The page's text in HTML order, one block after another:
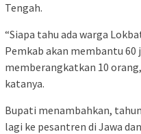
Tengah.
“Siapa tahu ada warga
Pemkab akan membantu 60
memberangkatkan 10 orang,
katanya.
Bupati menambahkan,
lagi ke pesantren di Jawa